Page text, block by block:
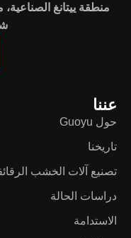
منطقة ييتانغ
عننا
حول Guoyu
تاريخنا
تصنيع آلات الخشب
دراسات الحالة
الاستدامة